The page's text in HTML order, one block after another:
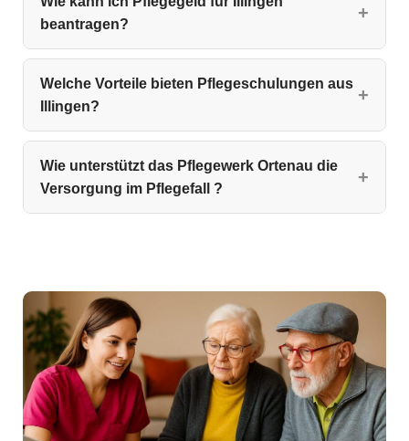
beantragen?
Welche Vorteile bieten Pflegeschulungen aus
Illingen?
Wie unterstützt das Pflegewerk Ortenau die
Versorgung im Pflegefall ?